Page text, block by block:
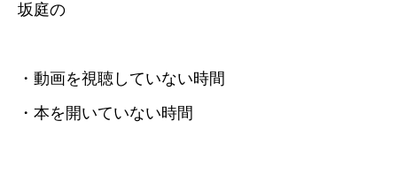
坂庭の
・動画を視聴していない時間
・本を開いていない時間